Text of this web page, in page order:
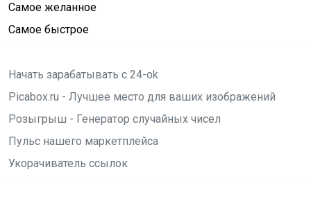
Самое желанное
Самое быстрое
Начать зарабатывать с 24-ok
Picabox.ru - Лучшее место для ваших изображений
Розыгрыш - Генератор случайных чисел
Пульс нашего маркетплейса
Укорачиватель ссылок